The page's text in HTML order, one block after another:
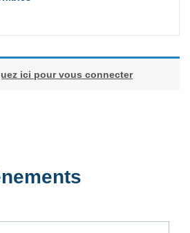
ici pour vous connecter